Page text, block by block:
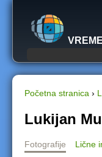
Y
o
Početna stranica ›
Lukijan
Fotografije Lične